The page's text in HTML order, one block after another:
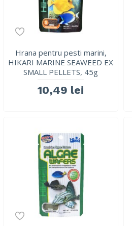
Hrana pentru pesti marini,
HIKARI MARINE SEAWEED EX
SMALL PELLETS, 45g
10,49 lei